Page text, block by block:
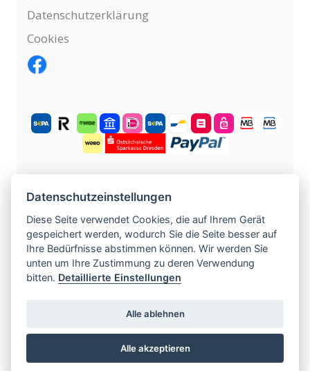
Datenschutzerklärung
Cookies
©2004 -2026tschechische-traumfrauen.de.
Alle Rechte vorbehalten.
KOSTENLOS ANMELDEN
www.europska-zoznamka.sk
seznamka.cz|www.loveineurope.eu|
www.stavdum.cz
Datenschutzeinstellungen
Diese Seite verwendet Cookies, die auf Ihrem Gerät
gespeichert werden, wodurch Sie die Seite besser auf
Ihre Bedürfnisse abstimmen können. Wir werden Sie
unten um Ihre Zustimmung zu deren Verwendung
bitten. Detaillierte Einstellungen
Alle ablehnen
Alle akzeptieren